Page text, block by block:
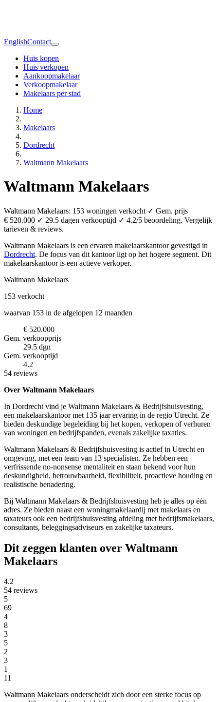
EnglishContact
Huis kopen
Huis verkopen
Aankoopmakelaar
Verkoopmakelaar
Makelaars per stad
Home
Makelaars
Dordrecht
Waltmann Makelaars
Waltmann Makelaars
Waltmann Makelaars: 153 woningen verkocht ✓ Gem. prijs
€ 520.000 ✓ 29.5 dagen verkooptijd ✓ 4.2/5 beoordeling. Vergelijk
tarieven & reviews.
Waltmann Makelaars is een ervaren makelaarskantoor gevestigd in
Dordrecht. De focus van dit kantoor ligt op het hogere segment. Dit
makelaarskantoor is een actieve verkoper.
Waltmann Makelaars
153 verkocht
waarvan 153 in de afgelopen 12 maanden
€ 520.000
Gem. verkoopprijs
29.5 dgn
Gem. verkooptijd
4.2
54 reviews
Over Waltmann Makelaars
In Dordrecht vind je Waltmann Makelaars & Bedrijfshuisvesting,
een makelaarskantoor met 135 jaar ervaring in de regio Utrecht. Ze
bieden deskundige begeleiding bij het kopen, verkopen of verhuren
van woningen en bedrijfspanden, evenals zakelijke taxaties.
Waltmann Makelaars & Bedrijfshuisvesting is actief in Utrecht en
omgeving, met een team van 13 specialisten. Ze hebben een
verfrissende no-nonsense mentaliteit en staan bekend voor hun
deskundigheid, betrouwbaarheid, flexibiliteit, proactieve houding en
realistische benadering.
Bij Waltmann Makelaars & Bedrijfshuisvesting heb je alles op één
adres. Ze bieden naast een woningmakelaardij met makelaars en
taxateurs ook een bedrijfshuisvesting afdeling met bedrijfsmakelaars,
consultants, beleggingsadviseurs en zakelijke taxateurs.
Dit zeggen klanten over Waltmann
Makelaars
4.2
54 reviews
5
69
4
8
3
5
2
3
1
11
Waltmann Makelaars onderscheidt zich door een sterke focus op